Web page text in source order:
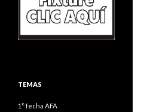
TEMAS
1° fecha AFA